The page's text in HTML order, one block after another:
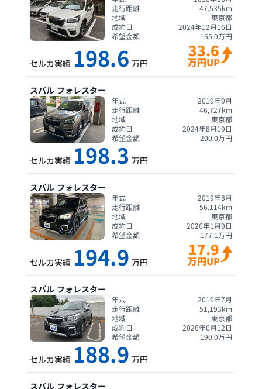
走行距離
47,535km
地域
東京都
成約日
2024年12月16日
希望金額
165.0万円
セルカ実績 198.6 万円
33.6
万円UP
スバル フォレスター
年式
2019年9月
走行距離
46,727km
地域
東京都
成約日
2024年8月19日
希望金額
200.0万円
セルカ実績 198.3 万円
スバル フォレスター
年式
2019年8月
走行距離
56,114km
地域
東京都
成約日
2026年1月9日
希望金額
177.1万円
セルカ実績 194.9 万円
17.9
万円UP
スバル フォレスター
年式
2019年7月
走行距離
51,193km
地域
東京都
成約日
2026年6月12日
希望金額
190.0万円
セルカ実績 188.9 万円
スバル フォレスター